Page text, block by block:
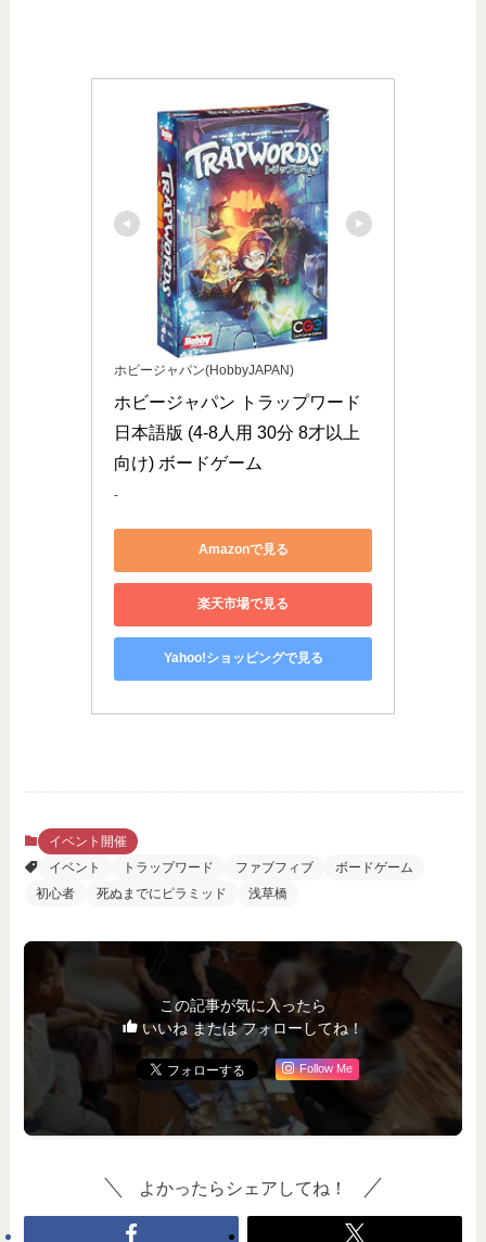
ホビージャパン(HobbyJAPAN)
ホビージャパン トラップワード
日本語版 (4-8人用 30分 8才以上
向け) ボードゲーム
-
Amazonで見る
楽天市場で見る
Yahoo!ショッピングで見る
イベント開催
イベント
トラップワード ファブフィブ
ボードゲーム
初心者
死ぬまでにピラミッド 浅草橋
この記事が気に入ったら
いいね または フォローしてね！
Follow Me
よかったらシェアしてね！